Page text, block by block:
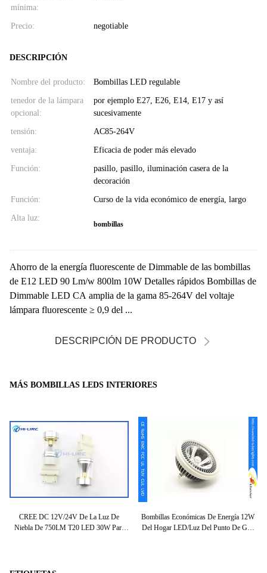
mínima:
Precio: negotiable
DESCRIPCIÓN
Nombre del producto: Bombillas LED regulable
tenedor de la lámpara
opcional:
por ejemplo E27, E26, E14, E17 y así
sucesivamente
tensión: AC85-264V
ventaja: Eficacia de poder más elevado
Función:
pasillo, pasillo, iluminación casera de la
decoración
Función: Curso de la vida económico de energía, largo
Alta luz:
bombillas
Ahorro de la energía fluorescente de Dimmable de las bombillas
de E12 LED 90 Lm/w 800lm 10W Detalles rápidos Bombillas de
Dimmable LED CA amplia de la gama 85-264V del voltaje
lámpara fluorescente ≥ 0,9 del ...
DESCRIPCIÓN DE PRODUCTO
MÁS BOMBILLAS LEDS INTERIORES
CREE DC 12V/24V De La Luz De
Niebla De 750LM T20 LED 30W Para
Bombillas Económicas De Energía 12W
Del Hogar LED/luz Del Punto De G53